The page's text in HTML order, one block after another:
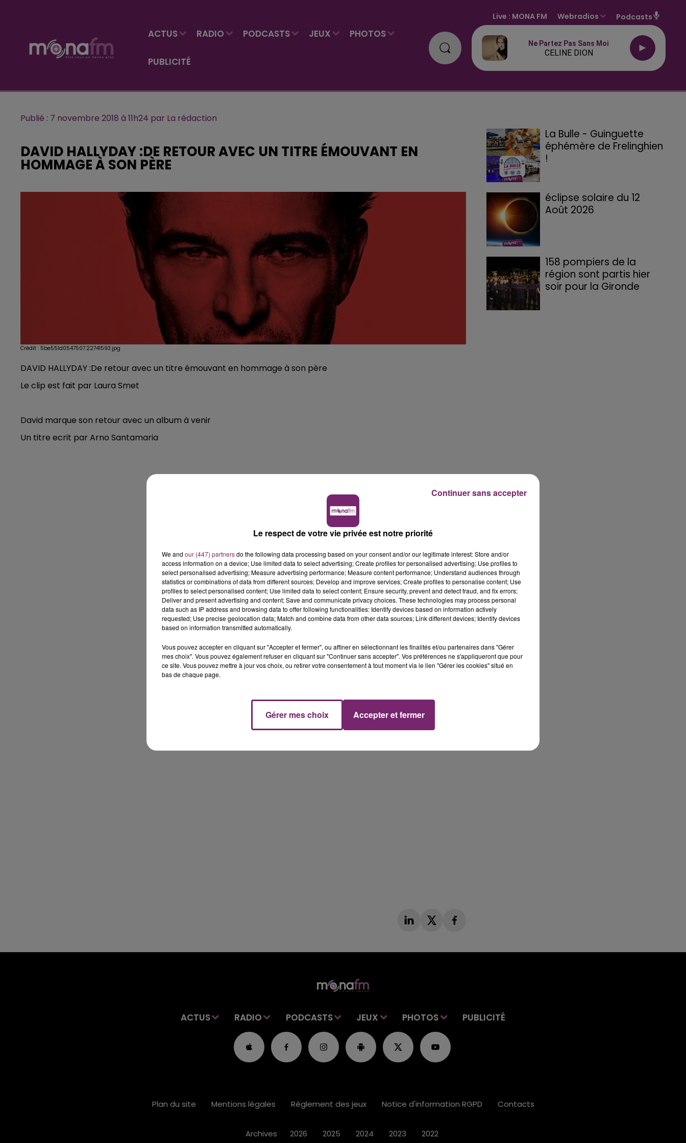
ACTUS RADIO PODCASTS JEUX PHOTOS
PUBLICITÉ
Live : MONA FM Webradios Podcasts
Ne Partez Pas Sans Moi
CELINE DION
Publié : 7 novembre 2018 à 11h24 par La rédaction
DAVID HALLYDAY :DE RETOUR AVEC UN TITRE ÉMOUVANT EN
HOMMAGE À SON PÈRE
Crédit : 5be551d0547507.22741593.jpg
DAVID HALLYDAY :De retour avec un titre émouvant en hommage à son père
Le clip est fait par Laura Smet
David marque son retour avec un album à venir
Un titre ecrit par Arno Santamaria
La Bulle - Guinguette
éphémère de Frelinghien
!
éclipse solaire du 12
Août 2026
158 pompiers de la
région sont partis hier
soir pour la Gironde
ACTUS RADIO PODCASTS JEUX PHOTOS PUBLICITÉ
Plan du site Mentions légales Règlement des jeux Notice d'information RGPD Contacts
Archives 2026 2025 2024 2023 2022
Le respect de votre vie privée est notre priorité
We and our (447) partnersdo the following data processing based on your consent and/or our legitimate interest: Store and/or
access information on a device; Use limited data to select advertising; Create profiles for personalised advertising; Use profiles to
select personalised advertising; Measure advertising performance; Measure content performance; Understand audiences through
statistics or combinations of data from different sources; Develop and improve services; Create profiles to personalise content; Use
profiles to select personalised content; Use limited data to select content; Ensure security, prevent and detect fraud, and fix errors;
Deliver and present advertising and content; Save and communicate privacy choices. These technologies may process personal
data such as IP address and browsing data to offer following functionalities: Identify devices based on information actively
requested; Use precise geolocation data; Match and combine data from other data sources; Link different devices; Identify devices
based on information transmitted automatically.
Vous pouvez accepter en cliquant sur "Accepter et fermer", ou affiner en sélectionnant les finalités et/ou partenaires dans "Gérer
mes choix". Vous pouvez également refuser en cliquant sur "Continuer sans accepter". Vos préférences ne s'appliqueront que pour
ce site. Vous pouvez mettre à jour vos choix, ou retirer votre consentement à tout moment via le lien "Gérer les cookies" situé en
bas de chaque page.
Gérer mes choix Accepter et fermer
Continuer sans accepter